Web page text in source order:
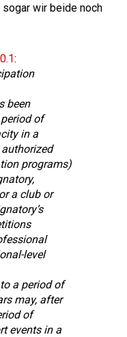
sogar wir beide noch
:
been
of
in a
programs)
a club or
level
a period of
may, after
of
events in a